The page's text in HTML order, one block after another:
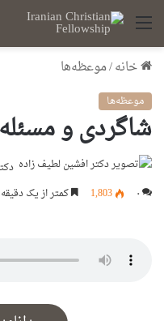
منو
خانه/موعظه‌ها
موعظه‌ها
شاگردی و
۰
1,803 کمتر از یک دقیقه